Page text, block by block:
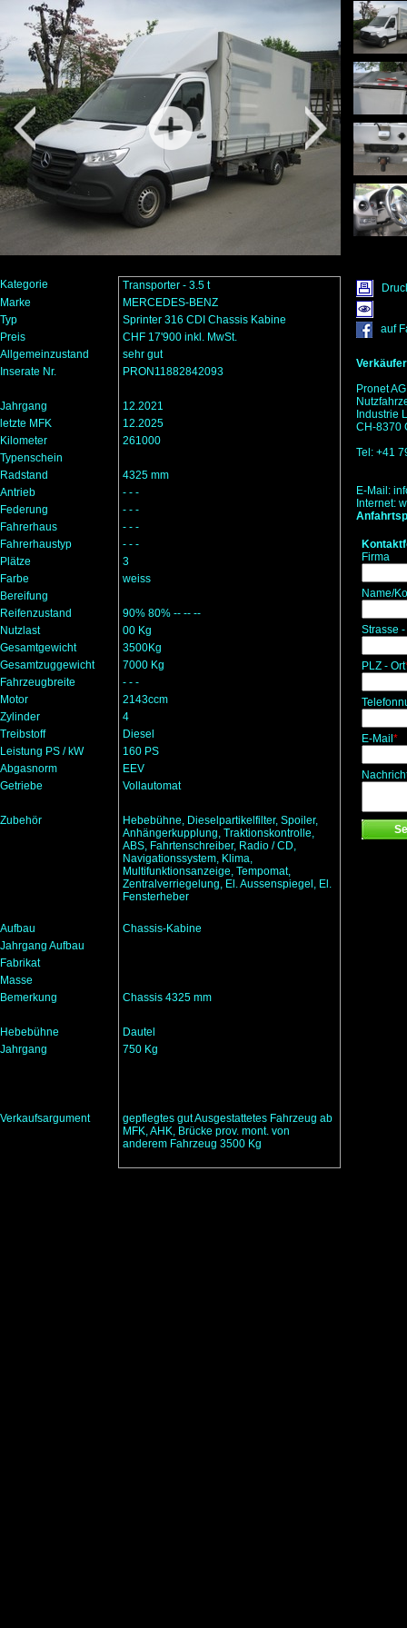
Kategorie
Transporter - 3.5 t
Marke
MERCEDES-BENZ
Typ
Sprinter 316 CDI Chassis Kabine
Preis
CHF 17'900 inkl. MwSt.
Allgemeinzustand
sehr gut
Inserate Nr.
PRON11882842093
Jahrgang
12.2021
letzte MFK
12.2025
Kilometer
261000
Typenschein
Radstand
4325 mm
Antrieb
- - -
Federung
- - -
Fahrerhaus
- - -
Fahrerhaustyp
- - -
Plätze
3
Farbe
weiss
Bereifung
Reifenzustand
90% 80% -- -- --
Nutzlast
00 Kg
Gesamtgewicht
3500Kg
Gesamtzuggewicht
7000 Kg
Fahrzeugbreite
- - -
Motor
2143ccm
Zylinder
4
Treibstoff
Diesel
Leistung PS / kW
160 PS
Abgasnorm
EEV
Getriebe
Vollautomat
Zubehör
Hebebühne, Dieselpartikelfilter, Spoiler,
Anhängerkupplung, Traktionskontrolle,
ABS, Fahrtenschreiber, Radio / CD,
Navigationssystem, Klima,
Multifunktionsanzeige, Tempomat,
Zentralverriegelung, El. Aussenspiegel, El.
Fensterheber
Aufbau
Chassis-Kabine
Jahrgang Aufbau
Fabrikat
Masse
Bemerkung
Chassis 4325 mm
Hebebühne
Dautel
Jahrgang
750 Kg
Verkaufsargument
gepflegtes gut Ausgestattetes Fahrzeug ab
MFK, AHK, Brücke prov. mont. von
anderem Fahrzeug 3500 Kg
auf
Pronet AG
Industrie
CH-8370
Tel: +41
E-Mail:
Internet:
Firma
Name/
Strasse -
PLZ - Ort
E-Mail *